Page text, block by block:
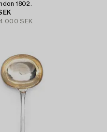
1802.
000 SEK